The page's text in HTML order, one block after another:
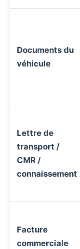
Documents du
véhicule
Lettre de
transport /
CMR /
connaissement
Facture
commerciale